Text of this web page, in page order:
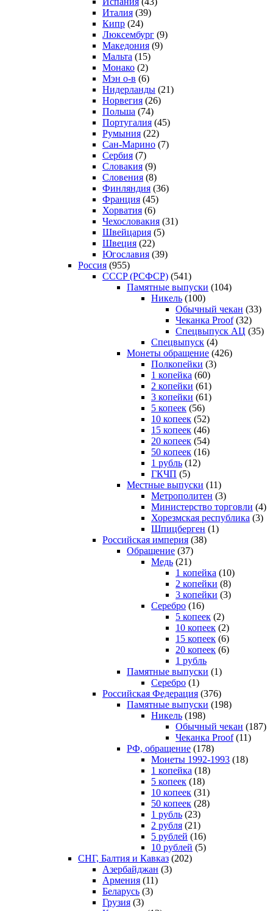
Италия (39)
Кипр (24)
Люксембург (9)
Македония (9)
Мальта (15)
Монако (2)
Мэн о-в (6)
Нидерланды (21)
Норвегия (26)
Польша (74)
Португалия (45)
Румыния (22)
Сан-Марино (7)
Сербия (7)
Словакия (9)
Словения (8)
Финляндия (36)
Франция (45)
Хорватия (6)
Чехословакия (31)
Швейцария (5)
Швеция (22)
Югославия (39)
Россия (955)
CCCP (РСФСР) (541)
Памятные выпуски (104)
Никель (100)
Обычный чекан (33)
Чеканка Proof(32)
Спецвыпуск АЦ (35)
Спецвыпуск (4)
Монеты обращение (426)
Полкопейки (3)
1 копейка (60)
2 копейки (61)
3 копейки (61)
5 копеек (56)
10 копеек (52)
15 копеек (46)
20 копеек (54)
50 копеек (16)
1 рубль (12)
ГКЧП (5)
Местные выпуски (11)
Метрополитен (3)
Министерство торговли (4)
Хорезмская республика (3)
Шпицберген (1)
Российская империя (38)
Обращение (37)
Медь (21)
1 копейка (10)
2 копейки (8)
3 копейки (3)
Серебро (16)
5 копеек (2)
10 копеек (2)
15 копеек (6)
20 копеек (6)
1 рубль
Памятные выпуски (1)
Серебро (1)
Российская Федерация (376)
Памятные выпуски (198)
Никель (198)
Обычный чекан (187)
Чеканка Proof(11)
РФ, обращение (178)
Монеты 1992-1993 (18)
1 копейка (18)
5 копеек (18)
10 копеек (31)
50 копеек (28)
1 рубль (23)
2 рубля (21)
5 рублей (16)
10 рублей (5)
СНГ, Балтия и Кавказ (202)
Азербайджан (3)
Армения (11)
Беларусь (3)
Грузия (3)